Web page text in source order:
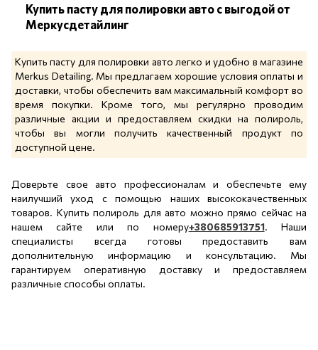
Купить пасту для полировки авто с выгодой от
Меркусдетайлинг
Купить пасту для полировки авто легко и удобно в магазине
Merkus Detailing. Мы предлагаем хорошие условия оплаты и
доставки, чтобы обеспечить вам максимальный комфорт во
время покупки. Кроме того, мы регулярно проводим
различные акции и предоставляем скидки на полироль,
чтобы вы могли получить качественный продукт по
доступной цене.
Доверьте свое авто профессионалам и обеспечьте ему
наилучший уход с помощью наших высококачественных
товаров. Купить полироль для авто можно прямо сейчас на
нашем сайте или по номеру+380685913751. Наши
специалисты всегда готовы предоставить вам
дополнительную информацию и консультацию. Мы
гарантируем оперативную доставку и предоставляем
различные способы оплаты.